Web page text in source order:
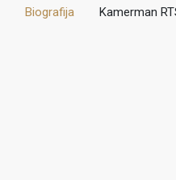
Biografija Kamerman